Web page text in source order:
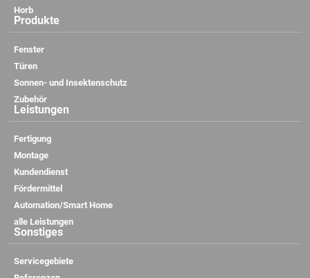
Horb
Produkte
Fenster
Türen
Sonnen- und Insektenschutz
Zubehör
Leistungen
Fertigung
Montage
Kundendienst
Fördermittel
Automation/Smart Home
alle Leistungen
Sonstiges
Servicegebiete